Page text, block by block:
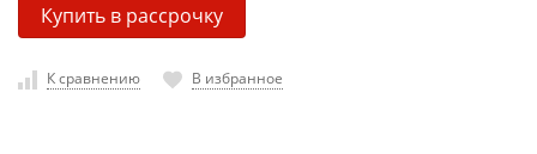
Купить в рассрочку
К сравнению В избранное